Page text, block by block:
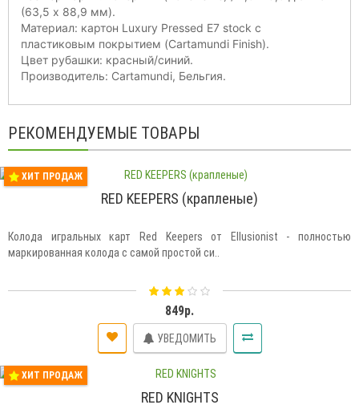
(63,5 х 88,9 мм).
Материал: картон Luxury Pressed E7 stock с
пластиковым покрытием (Cartamundi Finish).
Цвет рубашки: красный/синий.
Производитель: Cartamundi, Бельгия.
РЕКОМЕНДУЕМЫЕ ТОВАРЫ
ХИТ ПРОДАЖ
RED KEEPERS (крапленые)
Колода игральных карт Red Keepers от Ellusionist - полностью
маркированная колода с самой простой си..
849р.
УВЕДОМИТЬ
ХИТ ПРОДАЖ
RED KNIGHTS